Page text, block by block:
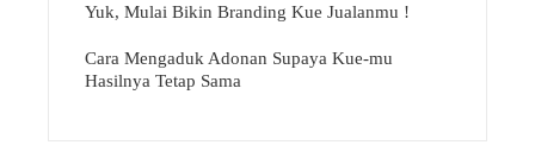
Yuk, Mulai Bikin Branding Kue Jualanmu !
Cara Mengaduk Adonan Supaya Kue-mu
Hasilnya Tetap Sama